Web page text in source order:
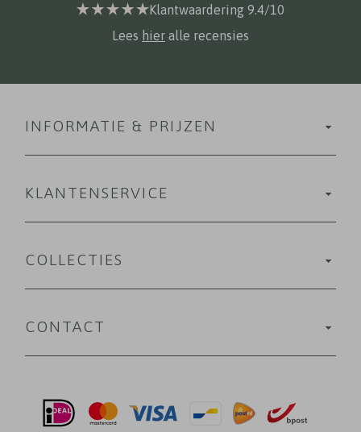
Klantwaardering 9.4/10
Lees hier alle recensies
INFORMATIE & PRIJZEN
KLANTENSERVICE
COLLECTIES
CONTACT